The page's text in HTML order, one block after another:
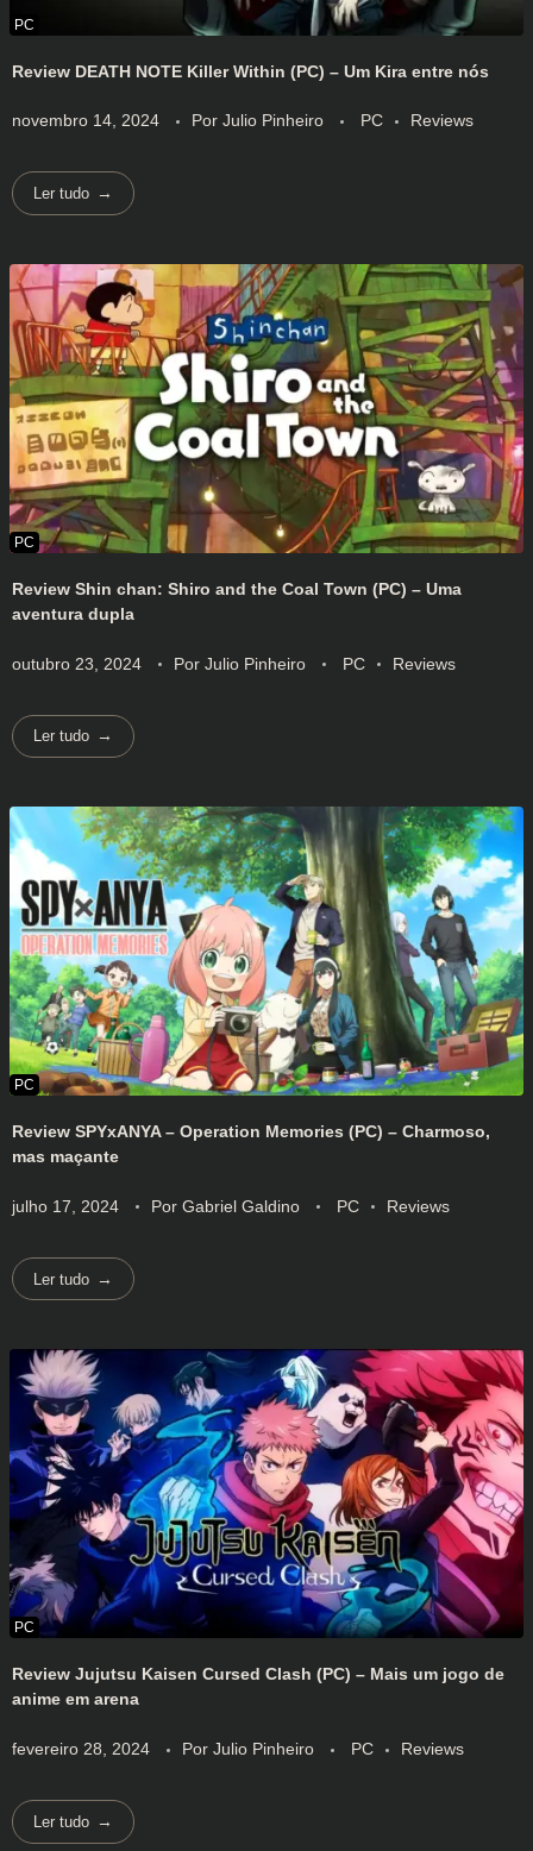
Review DEATH NOTE Killer Within (PC) – Um Kira entre nós
novembro 14, 2024 Por Julio Pinheiro PC Reviews
Ler tudo
Review Shin chan: Shiro and the Coal Town (PC) – Uma
aventura dupla
outubro 23, 2024 Por Julio Pinheiro PC Reviews
Ler tudo
Review SPYxANYA – Operation Memories (PC) – Charmoso,
mas maçante
julho 17, 2024 Por Gabriel Galdino PC Reviews
Ler tudo
Review Jujutsu Kaisen Cursed Clash (PC) – Mais um jogo de
anime em arena
fevereiro 28, 2024 Por Julio Pinheiro PC Reviews
Ler tudo